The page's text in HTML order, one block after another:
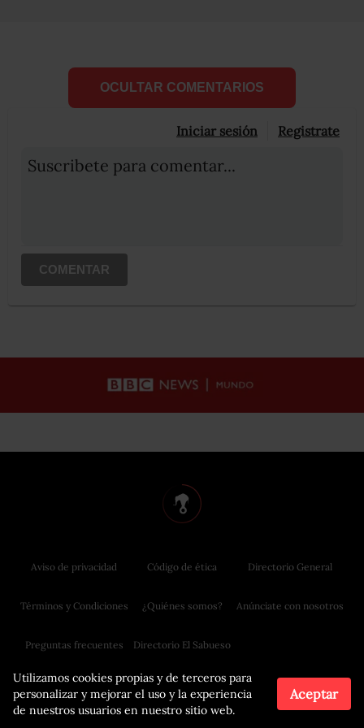
OCULTAR COMENTARIOS
Iniciar sesión Registrate
Suscribete para comentar...
COMENTAR
Utilizamos cookies propias y de terceros para
personalizar y mejorar el uso y la experiencia
de nuestros usuarios en nuestro sitio web.
Aceptar
Aviso de privacidad
Términos y Condiciones
Preguntas frecuentes
Código de ética
¿Quiénes somos?
Directorio El Sabueso
Directorio General
Anúnciate con nosotros